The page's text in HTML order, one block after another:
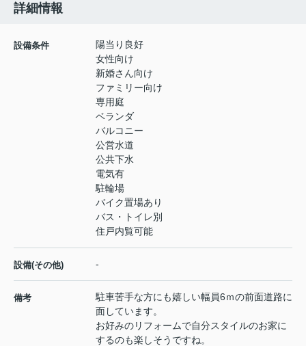
詳細情報
設備条件
陽当り良好
女性向け
新婚さん向け
ファミリー向け
専用庭
ベランダ
バルコニー
公営水道
公共下水
電気有
駐輪場
バイク置場あり
バス・トイレ別
住戸内覧可能
設備(その他) -
備考
駐車苦手な方にも嬉しい幅員6ｍの前面道路に
面しています。
お好みのリフォームで自分スタイルのお家に
するのも楽しそうですね。